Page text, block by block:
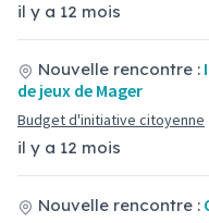
il y a 12 mois
il y a 12 mois
Nouvelle rencontre :
de jeux de Mager
Budget d'initiative citoyenne
Nouvelle rencontre :